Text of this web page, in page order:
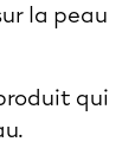
la peau
qui